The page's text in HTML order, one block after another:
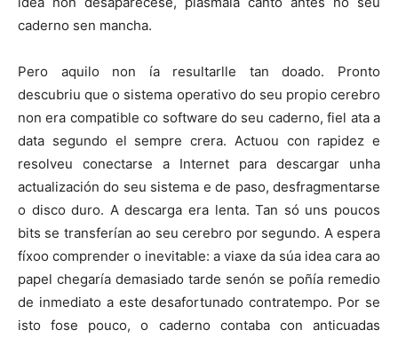
caderno sen mancha.
Pero aquilo non ía resultarlle tan doado. Pronto
descubriu que o sistema operativo do seu propio cerebro
non era compatible co software do seu caderno, fiel ata a
data segundo el sempre crera. Actuou con rapidez e
resolveu conectarse a Internet para descargar unha
actualización do seu sistema e de paso, desfragmentarse
o disco duro. A descarga era lenta. Tan só uns poucos
bits se transferían ao seu cerebro por segundo. A espera
fíxoo comprender o inevitable: a viaxe da súa idea cara ao
papel chegaría demasiado tarde senón se poñía remedio
de inmediato a este desafortunado contratempo. Por se
isto fose pouco, o caderno contaba con anticuadas